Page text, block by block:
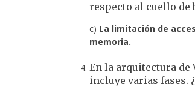
respecto al cuello de
c) La limitación de
memoria.
En la arquitectura
incluye varias fases.